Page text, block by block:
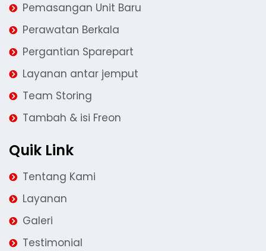
Pemasangan Unit Baru
Perawatan Berkala
Pergantian Sparepart
Layanan antar jemput
Team Storing
Tambah & isi Freon
Quik Link
Tentang Kami
Layanan
Galeri
Testimonial